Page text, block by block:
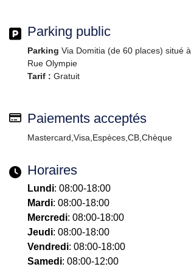
Parking public
Parking Via Domitia (de 60 places) situé à
Rue Olympie
Tarif : Gratuit
Paiements acceptés
Mastercard,Visa,Espèces,CB,Chèque
Horaires
Lundi: 08:00-18:00
Mardi: 08:00-18:00
Mercredi: 08:00-18:00
Jeudi: 08:00-18:00
Vendredi: 08:00-18:00
Samedi: 08:00-12:00